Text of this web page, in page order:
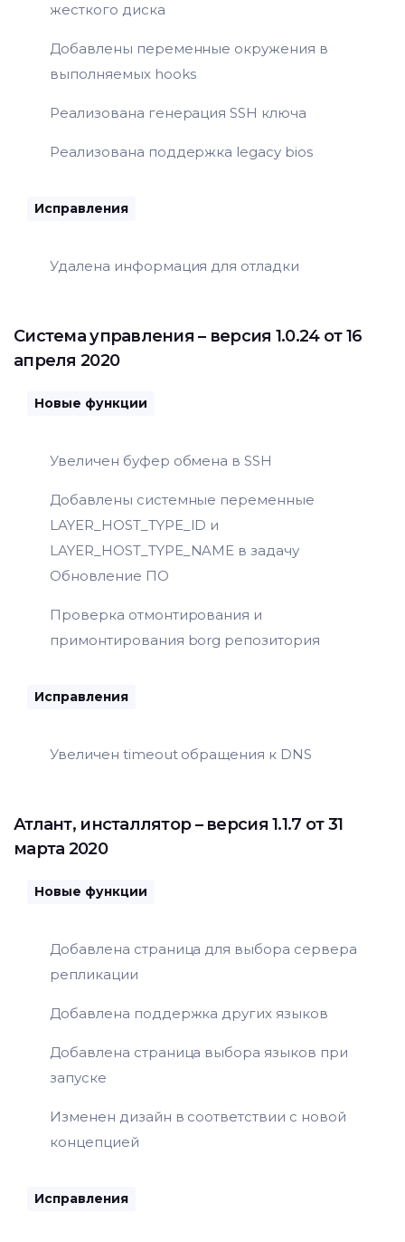
жесткого диска
Добавлены переменные окружения в
выполняемых hooks
Реализована генерация SSH ключа
Реализована поддержка legacy bios
Исправления
Удалена информация для отладки
Система управления – версия 1.0.24 от 16
апреля 2020
Новые функции
Увеличен буфер обмена в SSH
Добавлены системные переменные
LAYER_HOST_TYPE_ID и
LAYER_HOST_TYPE_NAME в задачу
Обновление ПО
Проверка отмонтирования и
примонтирования borg репозитория
Исправления
Увеличен timeout обращения к DNS
Атлант, инсталлятор– версия 1.1.7 от 31
марта 2020
Новые функции
Добавлена страница для выбора сервера
репликации
Добавлена поддержка других языков
Добавлена страница выбора языков при
запуске
Изменен дизайн в соответствии с новой
концепцией
Исправления